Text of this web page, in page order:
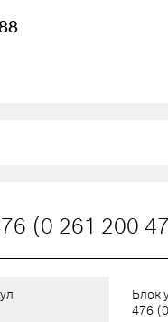
(0 261 200
Блок
476